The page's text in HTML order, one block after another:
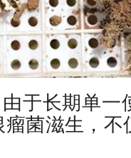
于长期单一
菌滋生，